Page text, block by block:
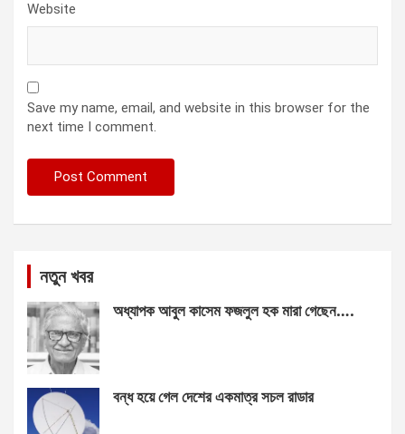
Website
Save my name, email, and website in this browser for the
next time I comment.
নতুন খবর
অধ্যাপক আবুল কাসেম ফজলুল হক মারা গেছেন….
বন্ধ হয়ে গেল দেশের একমাত্র সচল রাডার